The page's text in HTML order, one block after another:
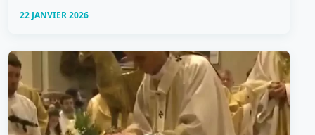
22 JANVIER 2026